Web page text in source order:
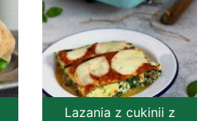
Lazania z cukinii z